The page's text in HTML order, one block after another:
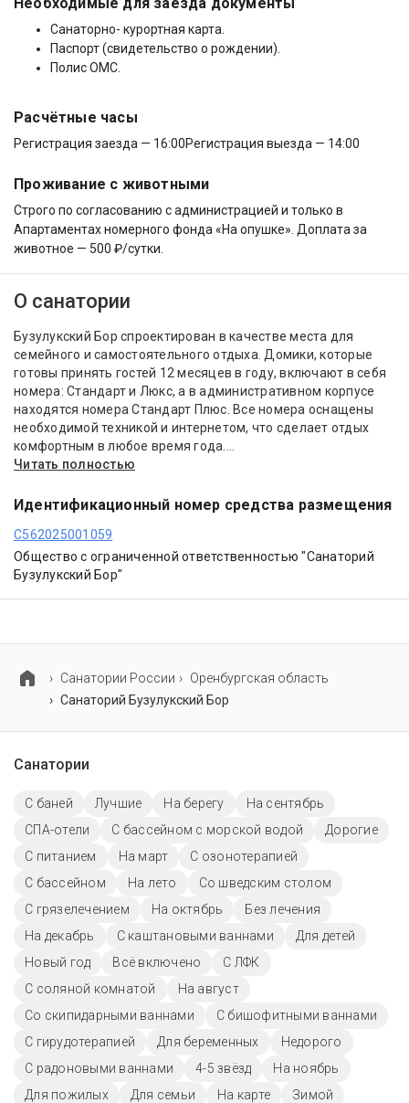
Необходимые для заезда документы
Санаторно- курортная карта.
Паспорт (свидетельство о рождении).
Полис ОМС.
Расчётные часы
Регистрация заезда — 16:00Регистрация выезда — 14:00
Проживание с животными
Строго по согласованию с администрацией и только в
Апартаментах номерного фонда «На опушке». Доплата за
животное — 500 ₽/сутки.
О санатории
Бузулукский Бор спроектирован в качестве места для
семейного и самостоятельного отдыха. Домики, которые
готовы принять гостей 12 месяцев в году, включают в себя
номера: Стандарт и Люкс, а в административном корпусе
находятся номера Стандарт Плюс. Все номера оснащены
необходимой техникой и интернетом, что сделает отдых
комфортным в любое время года....
Читать полностью
Идентификационный номер средства размещения
С562025001059
Общество с ограниченной ответственностью "Санаторий
Бузулукский Бор"
Cанатории России
Оренбургская область
Санаторий Бузулукский Бор
Санатории
С баней Лучшие На берегу
На сентябрь
СПА-отели
С бассейном с морской водой
Дорогие
С питанием
На март
С озонотерапией
C бассейном
На лето
Со шведским столом
С грязелечением
На октябрь
Без лечения
На декабрь
С каштановыми ваннами
Для детей
Новый год
Всё включено
С ЛФК
С соляной комнатой
На август
Со скипидарными ваннами
С бишофитными ваннами
С гирудотерапией
Для беременных
Недорого
С радоновыми ваннами
4-5 звёзд
На ноябрь
Для пожилых
Для семьи На карте
Зимой